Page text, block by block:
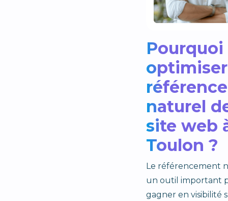
Pourquoi
naturel
site web
Toulon ?
Le référencement
un outil important
gagner en visibilité